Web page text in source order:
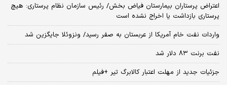
اعتراض پرستاران بیمارستان فیاض بخش/ رئیس سازمان نظام پرستاری: هیچ
پرستاری بازداشت یا اخراج نشده است
واردات نفت خام آمریکا از عربستان به صفر رسید/ ونزوئلا جایگزین شد
نفت برنت ۸۳ دلار شد
جزئیات جدید از مهلت اعتبار کالابرگ تیر +فیلم